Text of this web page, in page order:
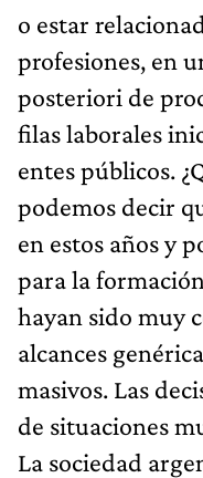
o estar
profesiones, en
posteriori de
filas laborales
entes públicos.
podemos decir
en estos años y
para la
hayan sido muy
alcances
masivos. Las
de situaciones
La sociedad